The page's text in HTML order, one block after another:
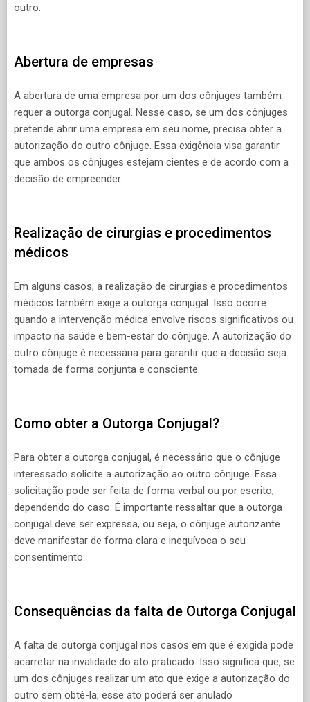
outro.
Abertura de empresas
A abertura de uma empresa por um dos cônjuges também
requer a outorga conjugal. Nesse caso, se um dos cônjuges
pretende abrir uma empresa em seu nome, precisa obter a
autorização do outro cônjuge. Essa exigência visa garantir
que ambos os cônjuges estejam cientes e de acordo com a
decisão de empreender.
Realização de cirurgias e procedimentos
médicos
Em alguns casos, a realização de cirurgias e procedimentos
médicos também exige a outorga conjugal. Isso ocorre
quando a intervenção médica envolve riscos significativos ou
impacto na saúde e bem-estar do cônjuge. A autorização do
outro cônjuge é necessária para garantir que a decisão seja
tomada de forma conjunta e consciente.
Como obter a Outorga Conjugal?
Para obter a outorga conjugal, é necessário que o cônjuge
interessado solicite a autorização ao outro cônjuge. Essa
solicitação pode ser feita de forma verbal ou por escrito,
dependendo do caso. É importante ressaltar que a outorga
conjugal deve ser expressa, ou seja, o cônjuge autorizante
deve manifestar de forma clara e inequívoca o seu
consentimento.
Consequências da falta de Outorga Conjugal
A falta de outorga conjugal nos casos em que é exigida pode
acarretar na invalidade do ato praticado. Isso significa que, se
um dos cônjuges realizar um ato que exige a autorização do
outro sem obtê-la, esse ato poderá ser anulado